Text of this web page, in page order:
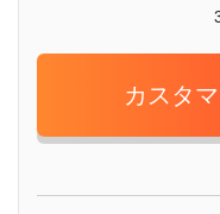
カスタ